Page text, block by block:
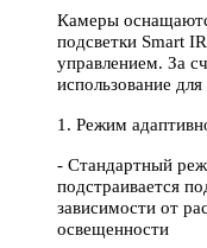
Камеры
подсветки Smart
управлением. За
использование
1. Режим
- Стандартный
подстраивается
зависимости от
освещенности